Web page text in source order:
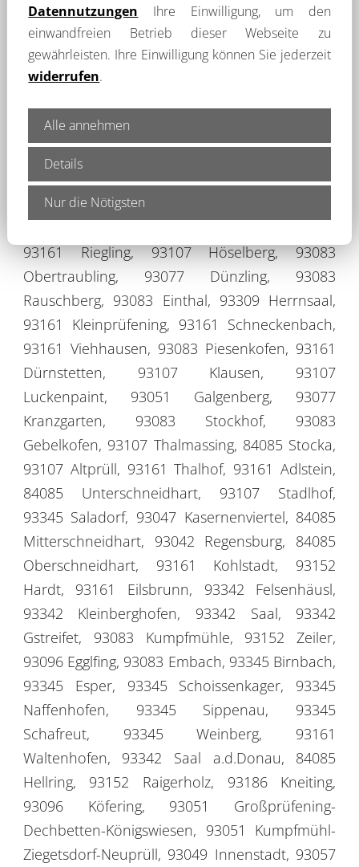
Fohlenhof, 93159 Sinzing, 93161 Bergmatting,
93077 Bockenberg, 93161 Oberalling, 93161
Kühblöß, 93161 Marienhöhe, 93161 Bruckdorf,
93161 Unteralling, 93161 Rosengarten, 93161
Mariaort, 93083 Moorackerhof, 93083
Scharmassing, 93083 Oberhinkofen, 93107
Wolkering, 93161 Saxberg, 93161 Vogelsang,
93077 Teufelsmühle, 93107 Irlbach, 93161
Alling, 93161 Reichenstetten, 84085
93161 Riegling, 93107 Höselberg, 93083
Obertraubling, 93077 Dünzling, 93083
Rauschberg, 93083 Einthal, 93309 Herrnsaal,
93161 Kleinprüfening, 93161 Schneckenbach,
93161 Viehhausen, 93083 Piesenkofen, 93161
Dürnstetten, 93107 Klausen, 93107
Luckenpaint, 93051 Galgenberg, 93077
Kranzgarten, 93083 Stockhof, 93083
Gebelkofen, 93107 Thalmassing, 84085 Stocka,
93107 Altprüll, 93161 Thalhof, 93161 Adlstein,
84085 Unterschneidhart, 93107 Stadlhof,
93345 Saladorf, 93047 Kasernenviertel, 84085
Mitterschneidhart, 93042 Regensburg, 84085
Oberschneidhart, 93161 Kohlstadt, 93152
Hardt, 93161 Eilsbrunn, 93342 Felsenhäusl,
93342 Kleinberghofen, 93342 Saal, 93342
Gstreifet, 93083 Kumpfmühle, 93152 Zeiler,
93096 Egglfing, 93083 Embach, 93345 Birnbach,
93345 Esper, 93345 Schoissenkager, 93345
Naffenhofen, 93345 Sippenau, 93345
Schafreut, 93345 Weinberg, 93161
Waltenhofen, 93342 Saal a.d.Donau, 84085
Hellring, 93152 Raigerholz, 93186 Kneiting,
93096 Köfering, 93051 Großprüfening-
Dechbetten-Königswiesen, 93051 Kumpfmühl-
Ziegetsdorf-Neuprüll, 93049 Innenstadt, 93057
Datennutzungen Ihre Einwilligung, um den
einwandfreien Betrieb dieser Webseite zu
gewährleisten. Ihre Einwilligung können Sie jederzeit
widerrufen.
Alle annehmen
Details
Nur die Nötigsten